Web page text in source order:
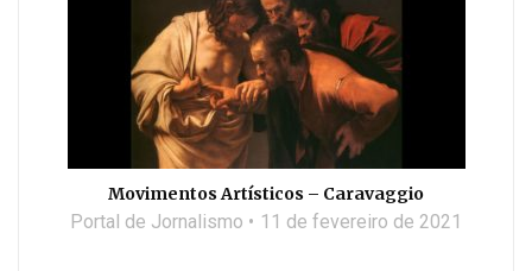
Movimentos Artísticos – Caravaggio
Portal de Jornalismo 11 de fevereiro de 2021